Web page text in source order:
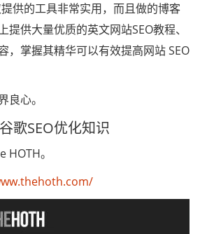
的工具非常实用，而且做的博客
提供大量优质的英文网站SEO教程、
，掌握其精华可以有效提高网站 SEO
心。
歌SEO优化知识
。